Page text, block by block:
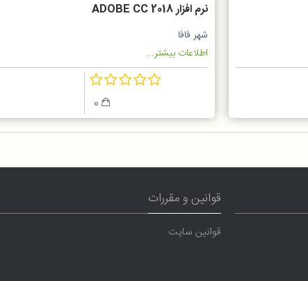
نرم افزار ADOBE CC 2018
شهر فافا
اطلاعات بیشتر...
قوانین و مقررات
قوانین سایت